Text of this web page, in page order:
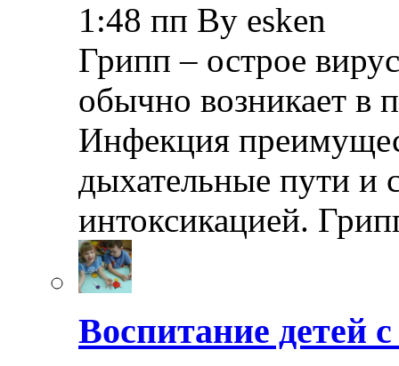
1:48 пп By esken
Грипп – острое
обычно возникает в
Инфекция
дыхательные пути и
интоксикацией.
Воспитание детей